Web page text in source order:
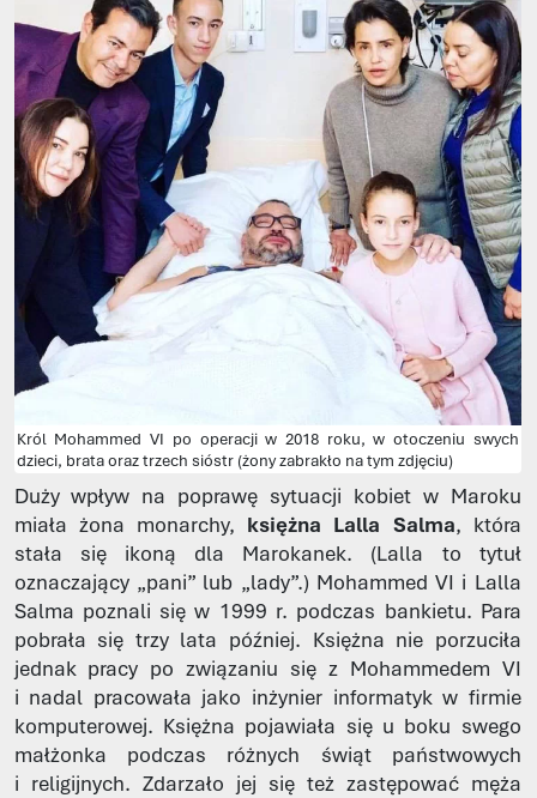
Król Mohammed VI po operacji w 2018 roku, w otoczeniu swych
dzieci, brata oraz trzech sióstr (żony zabrakło na tym zdjęciu)
Duży wpływ na poprawę sytuacji kobiet w Maroku
miała żona monarchy, księżna Lalla Salma, która
stała się ikoną dla Marokanek. (Lalla to tytuł
oznaczający „pani” lub „lady”.) Mohammed VI i Lalla
Salma poznali się w 1999 r. podczas bankietu. Para
pobrała się trzy lata później. Księżna nie porzuciła
jednak pracy po związaniu się z Mohammedem VI
i nadal pracowała jako inżynier informatyk w firmie
komputerowej. Księżna pojawiała się u boku swego
małżonka podczas różnych świąt państwowych
i religijnych. Zdarzało jej się też zastępować męża